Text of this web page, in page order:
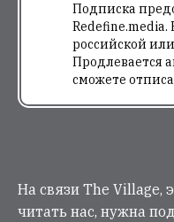
Подписка
российской
Продлевается
сможете
На связи The Village,
читать нас, нужна